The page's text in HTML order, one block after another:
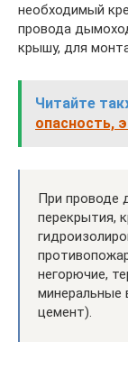
необходимый
провода
крышу, для
Читайте
опасность,
При проводе
перекрытия,
негорючие,
минеральные
цемент).